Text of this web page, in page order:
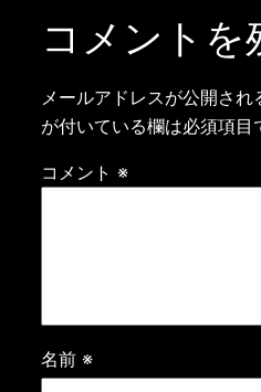
コメントを
メールアドレスが公開され
が付いている欄は必須項目
コメント ※
名前 ※